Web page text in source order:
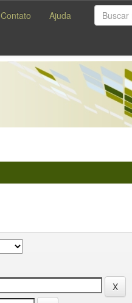
Contato Ajuda